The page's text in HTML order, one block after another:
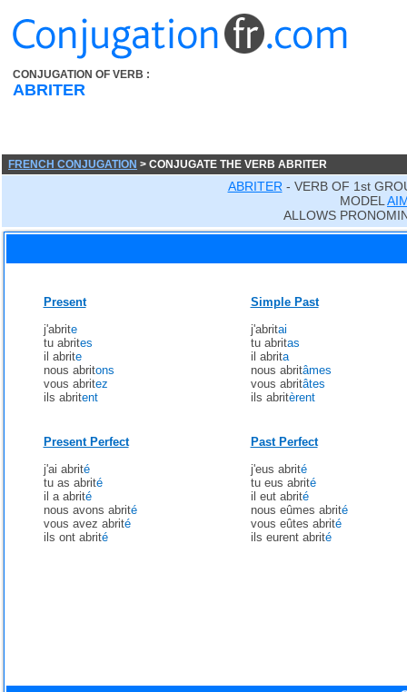
CONJUGATION OF VERB :
ABRITER
FRENCH CONJUGATION > CONJUGATE THE VERB ABRITER
ABRITER - VERB OF 1st
MODEL
ALLOWS
Present
j'abrite
tu abrites
il abrite
nous abritons
vous abritez
ils abritent
Simple Past
j'abritai
tu abritas
il abrita
nous abritâmes
vous abritâtes
ils abritèrent
Present Perfect
j'ai abrité
tu as abrité
il a abrité
nous avons abrité
vous avez abrité
ils ont abrité
Past Perfect
j'eus abrité
tu eus abrité
il eut abrité
nous eûmes abrité
vous eûtes abrité
ils eurent abrité